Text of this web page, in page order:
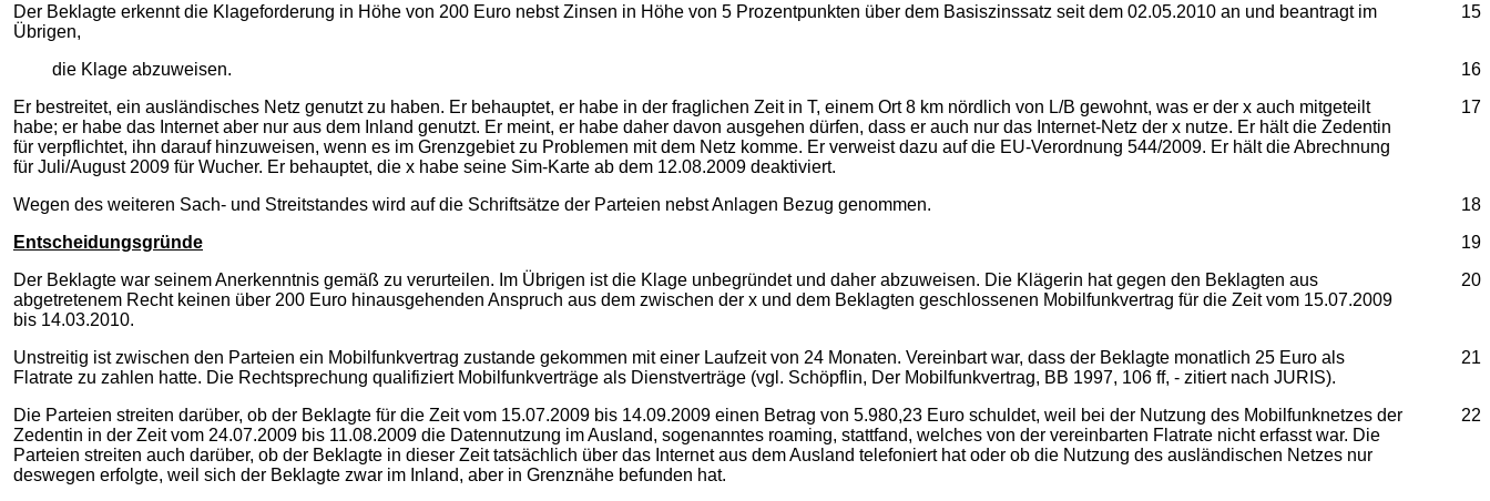
15
Der Beklagte erkennt die Klageforderung in Höhe von 200 Euro nebst Zinsen in Höhe von 5 Prozentpunkten über dem Basiszinssatz seit dem 02.05.2010 an und beantragt im
Übrigen,
16
die Klage abzuweisen.
17
Er bestreitet, ein ausländisches Netz genutzt zu haben. Er behauptet, er habe in der fraglichen Zeit in T, einem Ort 8 km nördlich von L/B gewohnt, was er der x auch mitgeteilt
habe; er habe das Internet aber nur aus dem Inland genutzt. Er meint, er habe daher davon ausgehen dürfen, dass er auch nur das Internet-Netz der x nutze. Er hält die Zedentin
für verpflichtet, ihn darauf hinzuweisen, wenn es im Grenzgebiet zu Problemen mit dem Netz komme. Er verweist dazu auf die EU-Verordnung 544/2009. Er hält die Abrechnung
für Juli/August 2009 für Wucher. Er behauptet, die x habe seine Sim-Karte ab dem 12.08.2009 deaktiviert.
18
Wegen des weiteren Sach- und Streitstandes wird auf die Schriftsätze der Parteien nebst Anlagen Bezug genommen.
19
Entscheidungsgründe
20
Der Beklagte war seinem Anerkenntnis gemäß zu verurteilen. Im Übrigen ist die Klage unbegründet und daher abzuweisen. Die Klägerin hat gegen den Beklagten aus
abgetretenem Recht keinen über 200 Euro hinausgehenden Anspruch aus dem zwischen der x und dem Beklagten geschlossenen Mobilfunkvertrag für die Zeit vom 15.07.2009
bis 14.03.2010.
21
Unstreitig ist zwischen den Parteien ein Mobilfunkvertrag zustande gekommen mit einer Laufzeit von 24 Monaten. Vereinbart war, dass der Beklagte monatlich 25 Euro als
Flatrate zu zahlen hatte. Die Rechtsprechung qualifiziert Mobilfunkverträge als Dienstverträge (vgl. Schöpflin, Der Mobilfunkvertrag, BB 1997, 106 ff, - zitiert nach JURIS).
22
Die Parteien streiten darüber, ob der Beklagte für die Zeit vom 15.07.2009 bis 14.09.2009 einen Betrag von 5.980,23 Euro schuldet, weil bei der Nutzung des Mobilfunknetzes der
Zedentin in der Zeit vom 24.07.2009 bis 11.08.2009 die Datennutzung im Ausland, sogenanntes roaming, stattfand, welches von der vereinbarten Flatrate nicht erfasst war. Die
Parteien streiten auch darüber, ob der Beklagte in dieser Zeit tatsächlich über das Internet aus dem Ausland telefoniert hat oder ob die Nutzung des ausländischen Netzes nur
deswegen erfolgte, weil sich der Beklagte zwar im Inland, aber in Grenznähe befunden hat.